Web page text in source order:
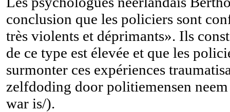
conclusion que les policiers sont
très violents et déprimants». Ils
de ce type est élevée et que les
surmonter ces expériences
zelfdoding door politiemensen
war is/).